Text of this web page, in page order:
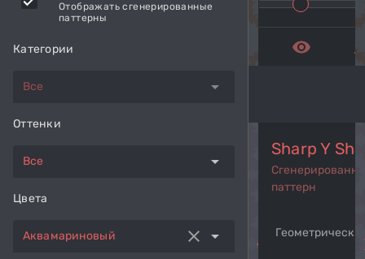
Отображать сгенерированные
паттерны
Категории
Все arrow_drop_down
Оттенки
Все arrow_drop_down
Цвета
Аквамариновый clear arrow_drop_down
remove_red_eye
navigate_before
Sharp Y
паттерн